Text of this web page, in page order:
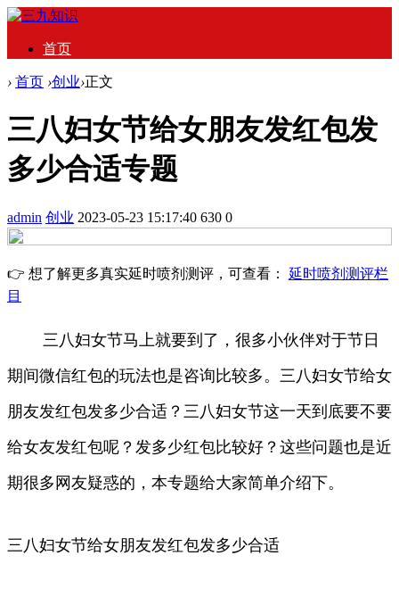
首页
› 首页 ›创业›正文
三八妇女节给女朋友发红包发
多少合适专题
admin 创业 2023-05-23 15:17:40 630 0
👉 想了解更多真实延时喷剂测评，可查看： 延时喷剂测评栏
目
三八妇女节马上就要到了，很多小伙伴对于节日
期间微信红包的玩法也是咨询比较多。三八妇女节给女
朋友发红包发多少合适？三八妇女节这一天到底要不要
给女友发红包呢？发多少红包比较好？这些问题也是近
期很多网友疑惑的，本专题给大家简单介绍下。
三八妇女节给女朋友发红包发多少合适